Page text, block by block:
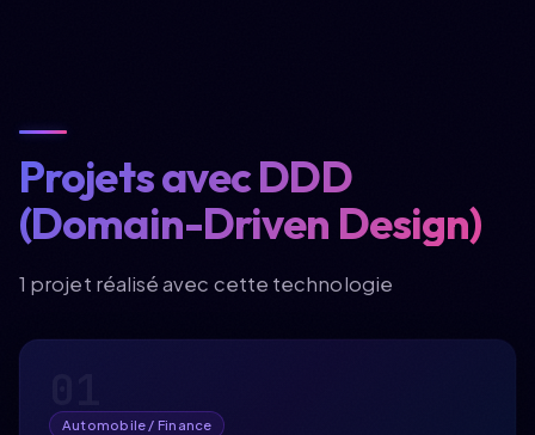
À propos
Compétences
Expérience
Projets
Formations
Projets avec DDD
(Domain-Driven Design)
1 projet réalisé avec cette technologie
Automobile / Finance